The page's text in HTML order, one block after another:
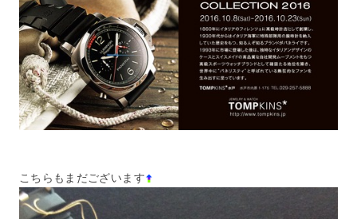
こちらもまだございます